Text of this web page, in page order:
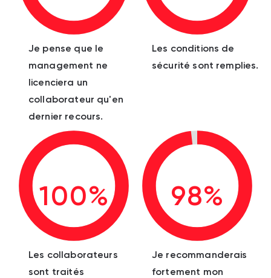
Je pense que le
management ne
licenciera un
collaborateur qu'en
dernier recours.
Les conditions de
sécurité sont remplies.
100%
Les collaborateurs
sont traités
98%
Je recommanderais
fortement mon